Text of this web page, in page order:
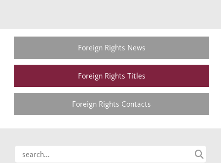
Foreign Rights News
Foreign Rights Titles
Foreign Rights Contacts